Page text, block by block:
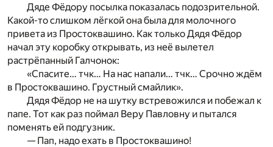
Дяде Фёдору посылка показалась подозрительной.
Какой-то слишком лёгкой она была для молочного
привета из Простоквашино. Как только Дядя Фёдор
начал эту коробку открывать, из неё вылетел
растрёпанный Галчонок:
«Спасите… тчк… На нас напали… тчк… Срочно ждём
в Простоквашино. Грустный смайлик».
Дядя Фёдор не на шутку встревожился и побежал к
папе. Тот как раз поймал Веру Павловну и пытался
поменять ей подгузник.
— Пап, надо ехать в Простоквашино!